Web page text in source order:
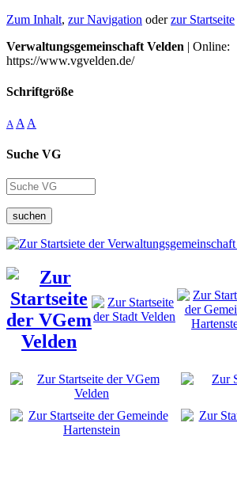
Zum Inhalt, zur Navigation oderzur Startseite
Verwaltungsgemeinschaft Velden | Online:
https://www.vgvelden.de/
Schriftgröße
A A A
Suche VG
suchen